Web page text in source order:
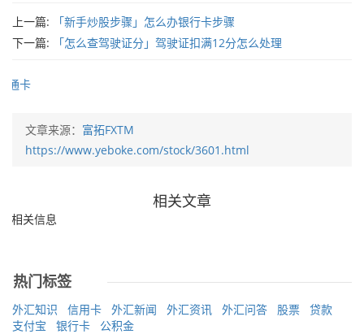
上一篇:
「新手炒股步骤」怎么办银行卡步骤
下一篇:
「怎么查驾驶证分」驾驶证扣满12分怎么处理
通卡
文章来源： 富拓FXTM
https://www.yeboke.com/stock/3601.html
相关文章
无相关信息
热门标签
外汇知识 信用卡 外汇新闻 外汇资讯 外汇问答 股票
贷款
支付宝
银行卡 公积金